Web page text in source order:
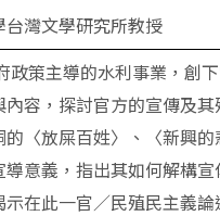
灣文學研究所教授
策主導的水利事業，創
容，探討官方的宣傳及
〈放屎百姓〉、〈新興
意義，指出其如何解構
在此一官／民殖民主義